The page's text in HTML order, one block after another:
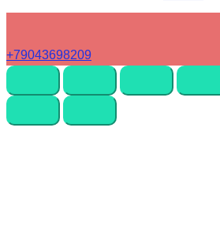
+79043698209